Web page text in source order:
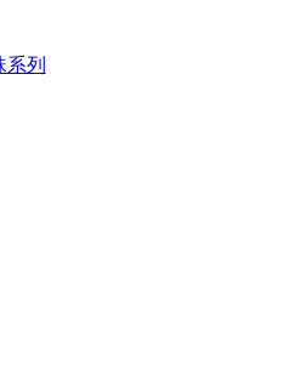
系列